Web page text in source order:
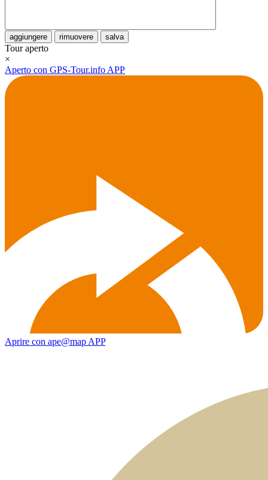
aggiungere rimuovere salva
Tour aperto
×
Aperto con GPS-Tour.info APP
Aprire con ape@map APP